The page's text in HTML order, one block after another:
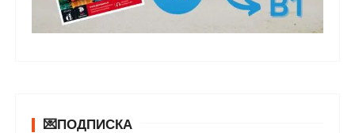
💌ПОДПИСКА